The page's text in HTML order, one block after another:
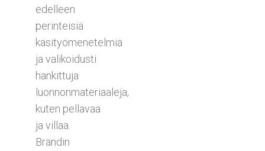
edelleen
perinteisiä
käsityömenetelmiä
ja valikoidusti
hankittuja
luonnonmateriaaleja,
kuten pellavaa
ja villaa.
Brändin